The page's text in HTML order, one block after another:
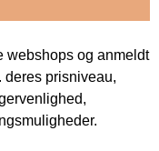
webshops og anmeldt
deres prisniveau,